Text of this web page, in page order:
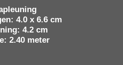
4.0 x 6.6 cm
4.2 cm
2.40 meter